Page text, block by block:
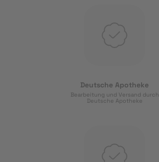
Deutsche Apotheke
Bearbeitung und Versand durch
Deutsche Apotheke